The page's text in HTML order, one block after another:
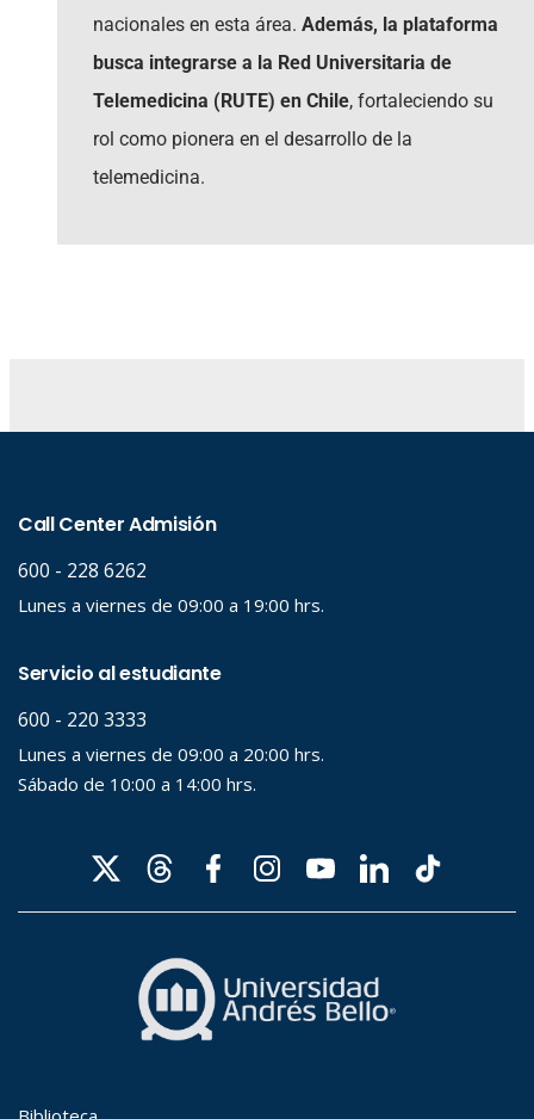
nacionales en esta área. Además, la plataforma
busca integrarse a la Red Universitaria de
Telemedicina (RUTE) en Chile, fortaleciendo su
rol como pionera en el desarrollo de la
telemedicina.